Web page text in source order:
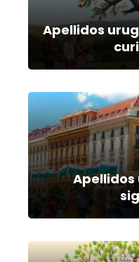
Apellidos
Apellidos